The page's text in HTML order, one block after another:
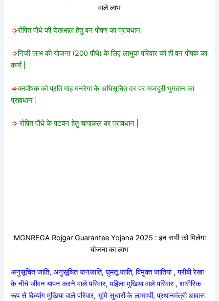
वाले लाभ
=>रोपित पौधे की देखभाल हेतु वन पोषण का प्रावधान
=>निजी लाभ की योजना (200 पौधे) के लिए लाभुक परिवार को ही वन पोषक का
कार्य |
=>वनपोषक को प्रति माह मनरेगा के अधिसूचित दर पर मजदूरी भुगतान का
प्रावधान |
=> रोपित पौधे के पटवन हेतु चापाकल का प्रावधान |
MGNREGA Rojgar Guarantee Yojana 2025 : इन सभी को मिलेगा
योजना का लाभ
अनुसूचित जाति, अनुसूचित जनजाति, घुमंतू जाति, विमुक्त जातियां , गरीबी रेखा
के नीचे जीवन यापन करने वाले परिवार, महिला मुखिया वाले परिवार , शारीरिक
रूप से दिव्यांग मुखिया वाले परिवार, भूमि सुधारों के लाभार्थी, प्रधानमंत्री आवास